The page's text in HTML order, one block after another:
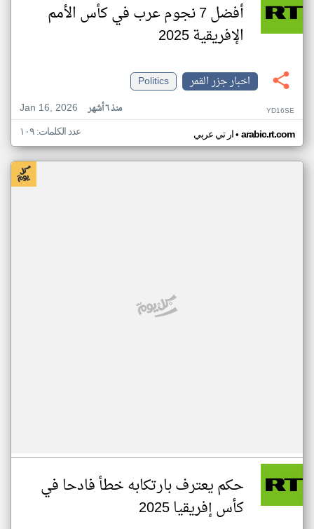
أفضل 7 نجوم عرب في كأس الأمم
الإفريقية 2025
اخبار جزر القمر
Politics
Jan 16, 2026
منذ ٦ أشهر YD16SE
ار تي عربي• arabic.rt.com عدد الكلمات: ١٠٩
حكم يعترف بارتكابه خطأ فادحا في
كأس إفريقيا 2025